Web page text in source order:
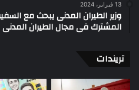
13 فبراير، 2024
وزير الطيران المدنى يبحث مع
المشترك فى مجال الطيران المدنى
تريندات